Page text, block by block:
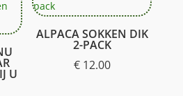
U
ALPACA SOKKEN DIK
2-PACK
€12.00